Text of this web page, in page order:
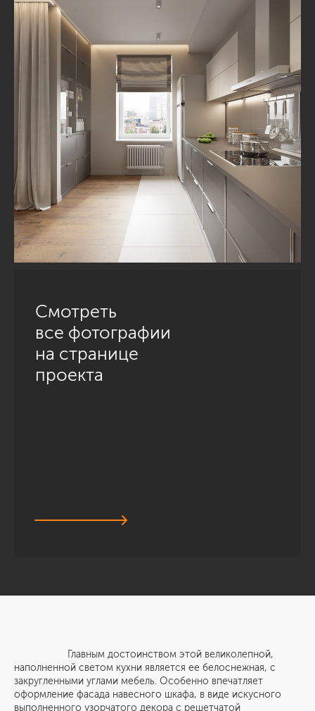
Смотреть
все фотографии
на странице
проекта
Главным достоинством этой великолепной,
наполненной светом кухни является ее белоснежная, с
закругленными углами мебель. Особенно впечатляет
оформление фасада навесного шкафа, в виде искусного
выполненного узорчатого декора с решетчатой